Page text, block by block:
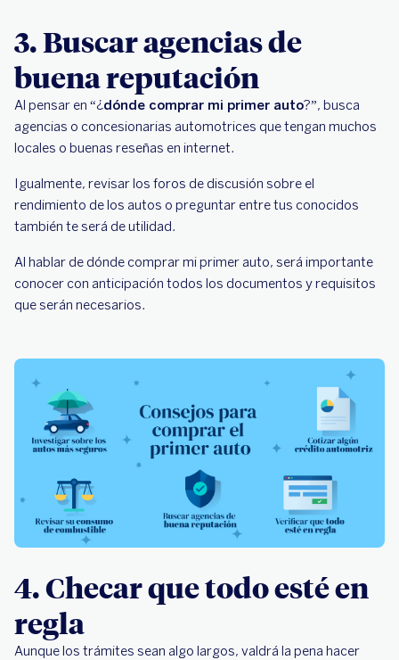
3. Buscar agencias de
buena reputación
Al pensar en “¿dónde comprar mi primer auto?”, busca
agencias o concesionarias automotrices que tengan muchos
locales o buenas reseñas en internet.
Igualmente, revisar los foros de discusión sobre el
rendimiento de los autos o preguntar entre tus conocidos
también te será de utilidad.
Al hablar de dónde comprar mi primer auto, será importante
conocer con anticipación todos los documentos y requisitos
que serán necesarios.
4. Checar que todo esté en
regla
Aunque los trámites sean algo largos, valdrá la pena hacer